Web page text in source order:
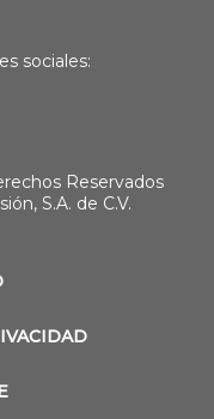
sociales:
Reservados
S.A. de C.V.